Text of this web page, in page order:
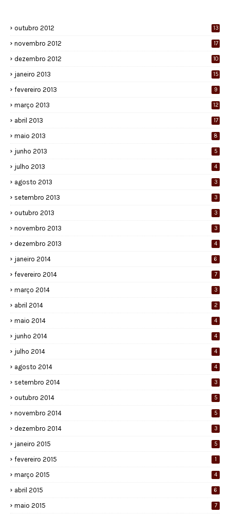
outubro 2012 13
novembro 2012 17
dezembro 2012 10
janeiro 2013 15
fevereiro 2013 9
março 2013 12
abril 2013 17
maio 2013 8
junho 2013 5
julho 2013 4
agosto 2013 3
setembro 2013 3
outubro 2013 3
novembro 2013 3
dezembro 2013 4
janeiro 2014 6
fevereiro 2014 7
março 2014 3
abril 2014 2
maio 2014 4
junho 2014 4
julho 2014 4
agosto 2014 4
setembro 2014 3
outubro 2014 5
novembro 2014 5
dezembro 2014 3
janeiro 2015 5
fevereiro 2015 1
março 2015 4
abril 2015 6
maio 2015 7